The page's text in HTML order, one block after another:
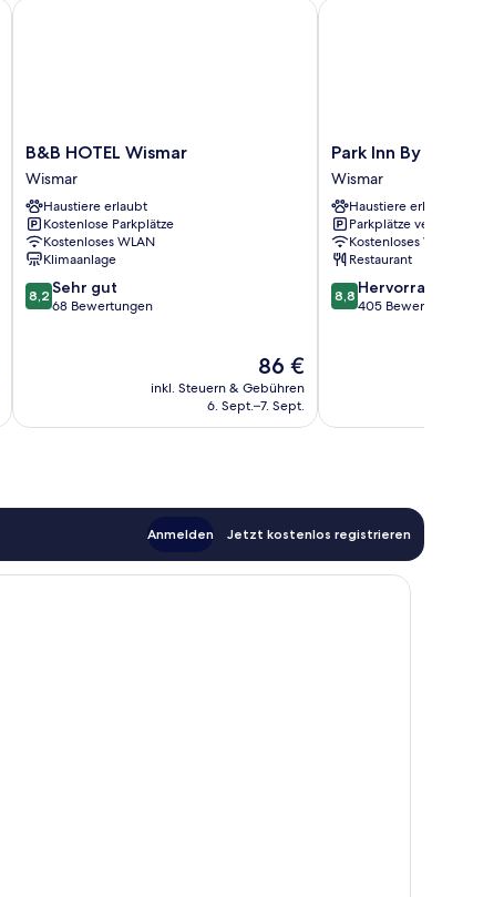
B&B
HOTEL
Wismar
Wismar
B&B HOTEL Wismar
Wismar
Haustiere erlaubt
Kostenlose Parkplätze
Kostenloses WLAN
Klimaanlage
8.2
von
8,2 Sehr gut
68 Bewertungen
Der
Preis
beträgt
86 €
inkl. Steuern & Gebühren
6. Sept.–7. Sept.
B&B HOTEL Wismar
Park
Inn
By
Radisson
Wismar
Wismar
Park Inn By
Wismar
Haustiere erlaubt
Parkplätze verfügbar
Kostenloses WLAN
Restaurant
8.8
von
8,8 Hervorragend
405 Bewertungen
Park Inn By Radisson
Anmelden Jetzt kostenlos registrieren